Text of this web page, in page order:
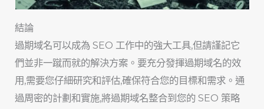
結論
過期域名可以成為 SEO 工作中的強大工具,但請謹記它
們並非一蹴而就的解決方案。要充分發揮過期域名的效
用,需要您仔細研究和評估,確保符合您的目標和需求。通
過周密的計劃和實施,將過期域名整合到您的 SEO 策略